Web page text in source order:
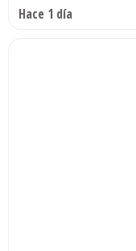
Hace 1 día